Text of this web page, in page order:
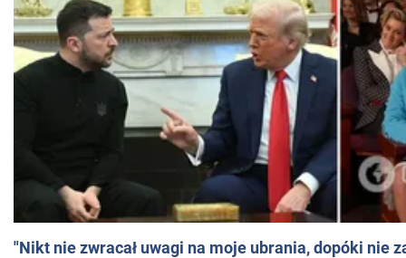
"Nikt nie zwracał uwagi na moje ubrania, dopóki nie